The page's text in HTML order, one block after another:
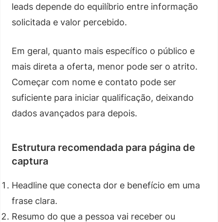
leads depende do equilíbrio entre informação
solicitada e valor percebido.
Em geral, quanto mais específico o público e
mais direta a oferta, menor pode ser o atrito.
Começar com nome e contato pode ser
suficiente para iniciar qualificação, deixando
dados avançados para depois.
Estrutura recomendada para página de
captura
Headline que conecta dor e benefício em uma
frase clara.
Resumo do que a pessoa vai receber ou